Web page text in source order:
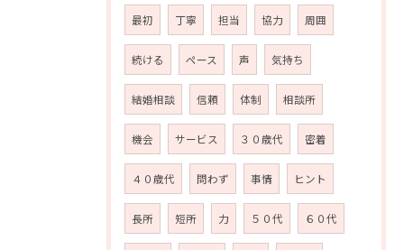
最初 丁寧 担当 協力 周囲
続ける ペース 声 気持ち
結婚相談 信頼 体制 相談所
機会 サービス ３０歳代 密着
４０歳代 問わず 事情 ヒント
長所 短所 力 ５０代 ６０代
お問い合わせはこちら